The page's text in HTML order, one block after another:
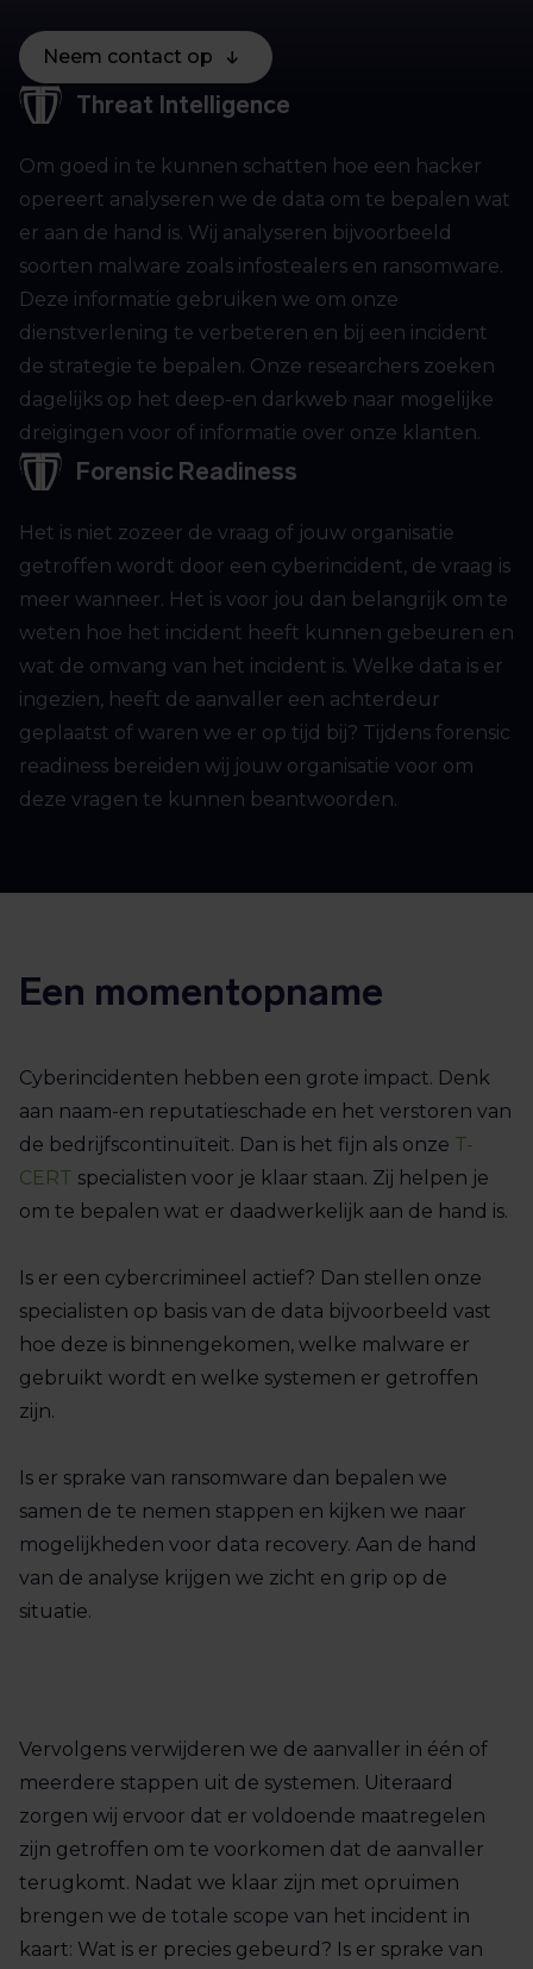
Neem contact op
Threat Intelligence
Om goed in te kunnen schatten hoe een hacker
opereert analyseren we de data om te bepalen wat
er aan de hand is. Wij analyseren bijvoorbeeld
soorten malware zoals infostealers en ransomware.
Deze informatie gebruiken we om onze
dienstverlening te verbeteren en bij een incident
de strategie te bepalen. Onze researchers zoeken
dagelijks op het deep-en darkweb naar mogelijke
dreigingen voor of informatie over onze klanten.
Forensic Readiness
Het is niet zozeer de vraag of jouw organisatie
getroffen wordt door een cyberincident, de vraag is
meer wanneer. Het is voor jou dan belangrijk om te
weten hoe het incident heeft kunnen gebeuren en
wat de omvang van het incident is. Welke data is er
ingezien, heeft de aanvaller een achterdeur
geplaatst of waren we er op tijd bij? Tijdens forensic
readiness bereiden wij jouw organisatie voor om
deze vragen te kunnen beantwoorden.
Een momentopname
Cyberincidenten hebben een grote impact. Denk
aan naam-en reputatieschade en het verstoren van
de bedrijfscontinuïteit. Dan is het fijn als onze T-
CERT specialisten voor je klaar staan. Zij helpen je
om te bepalen wat er daadwerkelijk aan de hand is.
Is er een cybercrimineel actief? Dan stellen onze
specialisten op basis van de data bijvoorbeeld vast
hoe deze is binnengekomen, welke malware er
gebruikt wordt en welke systemen er getroffen
zijn.
Is er sprake van ransomware dan bepalen we
samen de te nemen stappen en kijken we naar
mogelijkheden voor data recovery. Aan de hand
van de analyse krijgen we zicht en grip op de
situatie.
Vervolgens verwijderen we de aanvaller in één of
meerdere stappen uit de systemen. Uiteraard
zorgen wij ervoor dat er voldoende maatregelen
zijn getroffen om te voorkomen dat de aanvaller
terugkomt. Nadat we klaar zijn met opruimen
brengen we de totale scope van het incident in
kaart: Wat is er precies gebeurd? Is er sprake van